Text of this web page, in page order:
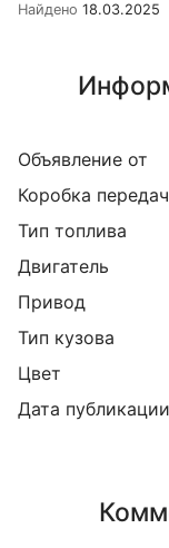
Найдено 18.03.2025
Объявление от
Коробка передач
Тип топлива
Двигатель
Привод
Тип кузова
Цвет
Дата публикации